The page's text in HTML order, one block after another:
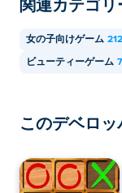
関連カテゴリ
女の子向けゲーム 212
ビューティーゲーム
このデベロ